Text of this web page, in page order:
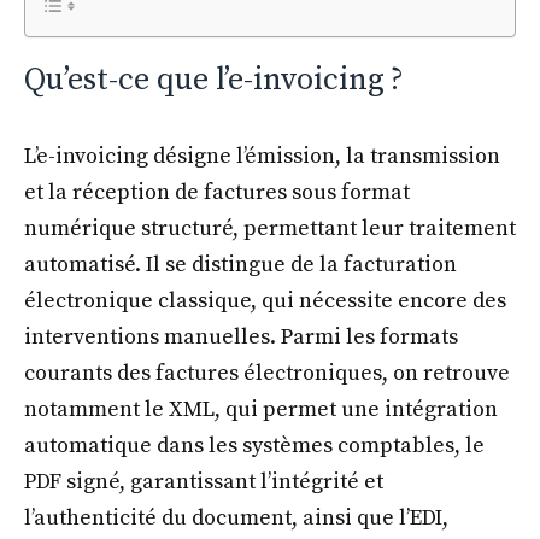
Qu’est-ce que l’e-invoicing ?
L’e-invoicing désigne l’émission, la transmission
et la réception de factures sous format
numérique structuré, permettant leur traitement
automatisé. Il se distingue de la facturation
électronique classique, qui nécessite encore des
interventions manuelles. Parmi les formats
courants des factures électroniques, on retrouve
notamment le XML, qui permet une intégration
automatique dans les systèmes comptables, le
PDF signé, garantissant l’intégrité et
l’authenticité du document, ainsi que l’EDI,